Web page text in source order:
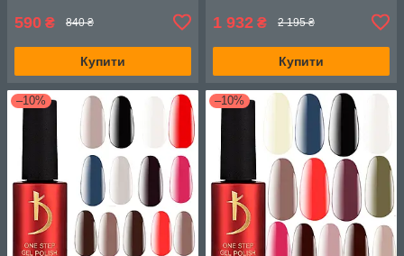
590 ₴ 840 ₴
Купити
1 932 ₴ 2 195 ₴
Купити
–10% –10%